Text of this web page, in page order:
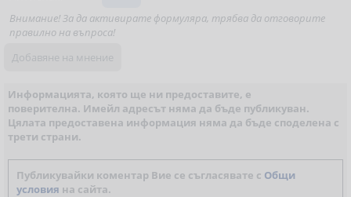
Внимание! За да активирате формуляра, трябва да отговорите
правилно на въпроса!
Информацията, която ще ни предоставите, е
поверителна. Имейл адресът няма да бъде публикуван.
Цялата предоставена информация няма да бъде споделена с
трети страни.
Публикувайки коментар Вие се съгласявате с Общи
условия на сайта.